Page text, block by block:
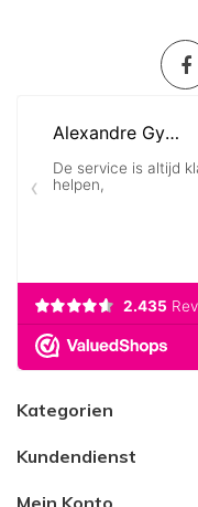
Kategorien
Kundendienst
Mein Konto